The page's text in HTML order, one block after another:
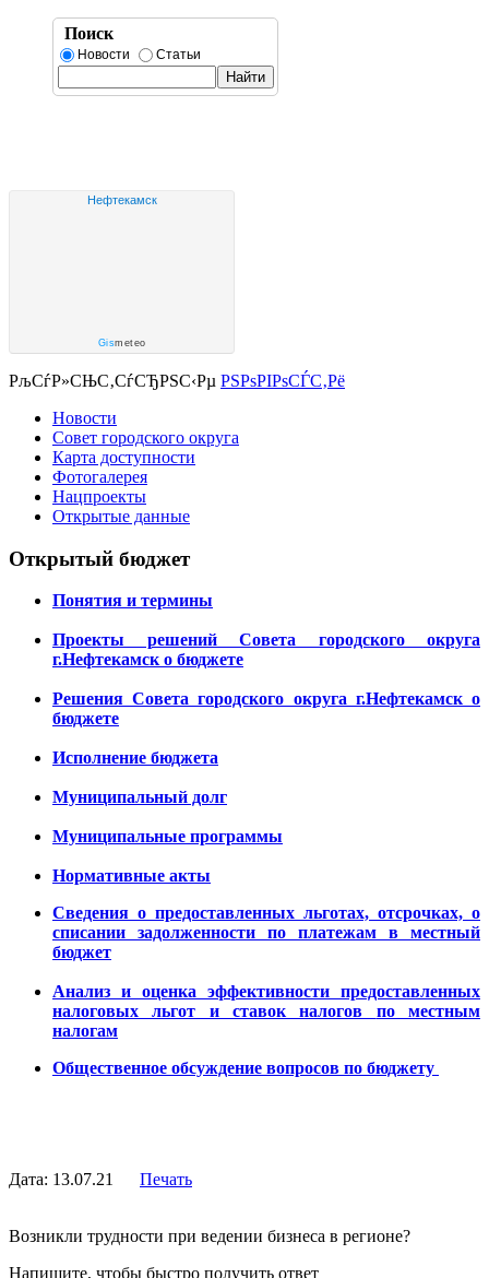
Поиск
Новости Статьи
Нефтекамск
Gismeteo
РљСѓР»СЊС‚СѓСЂРЅС‹Рµ РЅРѕРІРѕСЃС‚Рё
Новости
Совет городского округа
Карта доступности
Фотогалерея
Нацпроекты
Открытые данные
Открытый бюджет
Понятия и термины
Проекты решений Совета городского округа
г.Нефтекамск о бюджете
Решения Совета городского округа г.Нефтекамск о
бюджете
Исполнение бюджета
Муниципальный долг
Муниципальные программы
Нормативные акты
Сведения о предоставленных льготах, отсрочках, о
списании задолженности по платежам в местный
бюджет
Анализ и оценка эффективности предоставленных
налоговых льгот и ставок налогов по местным
налогам
Общественное обсуждение вопросов по бюджету
Дата: 13.07.21 Печать
Возникли трудности при ведении бизнеса в регионе?
Напишите, чтобы быстро получить ответ